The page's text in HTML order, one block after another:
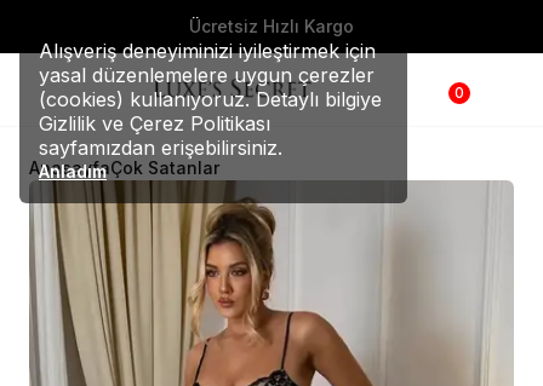
Alışveriş deneyiminizi iyileştirmek için
yasal düzenlemelere uygun çerezler
(cookies) kullanıyoruz. Detaylı bilgiye
Gizlilik ve Çerez Politikası
sayfamızdan erişebilirsiniz.
Anladım
Vade Farksız 3 Taksit
0
AnasayfaÇok Satanlar